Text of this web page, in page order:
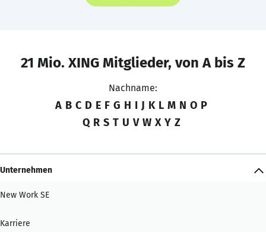
21 Mio. XING Mitglieder, von A bis Z
Nachname:
A B C D E F G H I J K L M N O P
Q R S T U V W X Y Z
Unternehmen
New Work SE
Karriere